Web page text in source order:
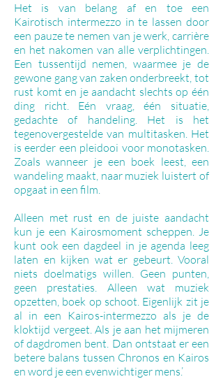
Het is van belang af en toe een
Kairotisch intermezzo in te lassen door
een pauze te nemen van je werk, carrière
en het nakomen van alle verplichtingen.
Een tussentijd nemen, waarmee je de
gewone gang van zaken onderbreekt, tot
rust komt en je aandacht slechts op één
ding richt. Eén vraag, één situatie,
gedachte of handeling. Het is het
tegenovergestelde van multitasken. Het
is eerder een pleidooi voor monotasken.
Zoals wanneer je een boek leest, een
wandeling maakt, naar muziek luistert of
opgaat in een film.
Alleen met rust en de juiste aandacht
kun je een Kairosmoment scheppen. Je
kunt ook een dagdeel in je agenda leeg
laten en kijken wat er gebeurt. Vooral
niets doelmatigs willen. Geen punten,
geen prestaties. Alleen wat muziek
opzetten, boek op schoot. Eigenlijk zit je
al in een Kairos-intermezzo als je de
kloktijd vergeet. Als je aan het mijmeren
of dagdromen bent. Dan ontstaat er een
betere balans tussen Chronos en Kairos
en word je een evenwichtiger mens.’